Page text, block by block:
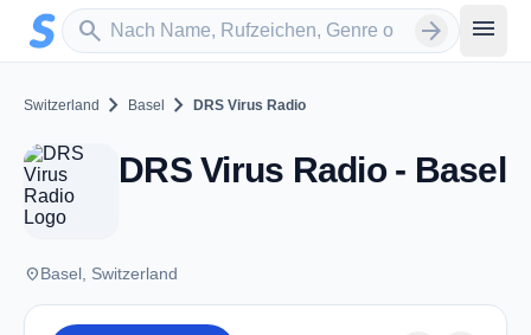
Zum Hauptinhalt springen
search
Sender suchen arrow_forward menu
Switzerland chevron_right Basel chevron_right DRS Virus Radio
DRS Virus Radio - Basel
placeBasel, Switzerland